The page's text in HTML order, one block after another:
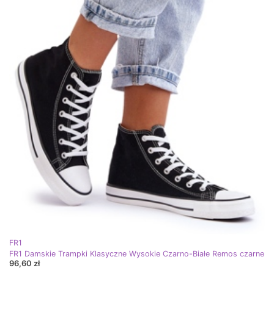
FR1
FR1 Damskie Trampki Klasyczne Wysokie Czarno-Białe Remos czarne
96,60 zł